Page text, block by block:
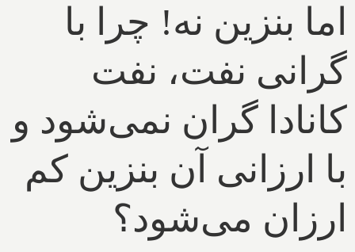
اما بنزین نه! چرا با
گرانی نفت، نفت
کانادا گران نمی‌شود و
با ارزانی آن بنزین کم
ارزان می‌شود؟